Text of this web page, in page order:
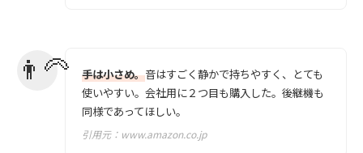
手は小さめ。音はすごく静かで持ちやすく、とても
使いやすい。会社用に２つ目も購入した。後継機も
同様であってほしい。
引用元： www.amazon.co.jp